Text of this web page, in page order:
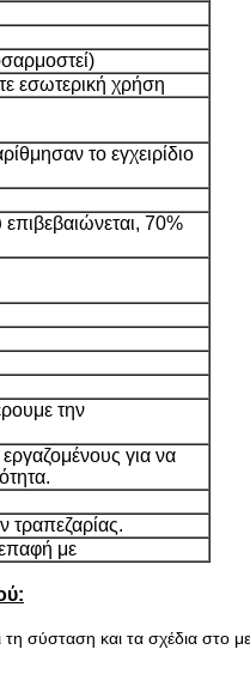
εσωτερική χρήση
το εγχειρίδιο
70%
την
για να
με
σύσταση και τα σχέδια στο